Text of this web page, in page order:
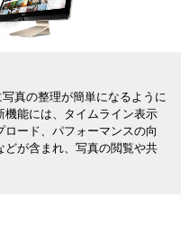
真の整理が簡単になるように
能には、タイムライン表示
ード、パフォーマンスの向
が含まれ、写真の閲覧や共